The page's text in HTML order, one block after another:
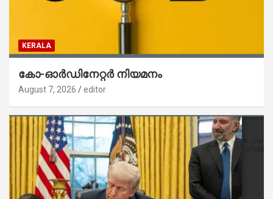
KERALA
കോ-ഓർഡിനേറ്റർ നിയമനം
August 7, 2026 editor